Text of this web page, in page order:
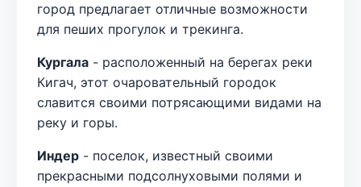
город предлагает отличные возможности
для пеших прогулок и трекинга.
Кургала - расположенный на берегах реки
Кигач, этот очаровательный городок
славится своими потрясающими видами на
реку и горы.
Индер - поселок, известный своими
прекрасными подсолнуховыми полями и